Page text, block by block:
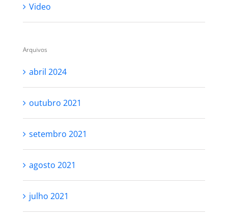
Video
Arquivos
abril 2024
outubro 2021
setembro 2021
agosto 2021
julho 2021